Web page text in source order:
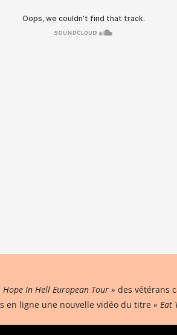
Hope In Hell European Tour » des vétérans
en ligne une nouvelle vidéo du titre « Eat